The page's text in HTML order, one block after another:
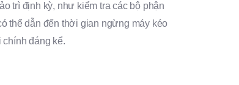
trì định kỳ, như kiểm tra các bộ phận
thể dẫn đến thời gian ngừng máy kéo
đáng kể.